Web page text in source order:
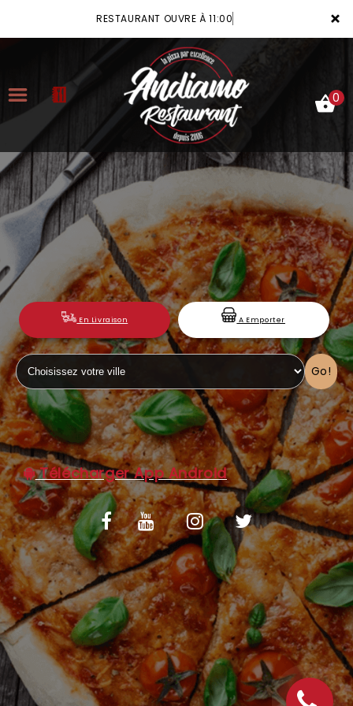
×
RESTAURANT OUVRE À 11:00
ACCUEIL
LA CARTE
VOTRE COMPTE
NOTRE RESTAURANT
VOS AVIS
MENTIONS LÉGALES
C.G.V
0
En Livraison A Emporter
Go!
Télécharger App Android